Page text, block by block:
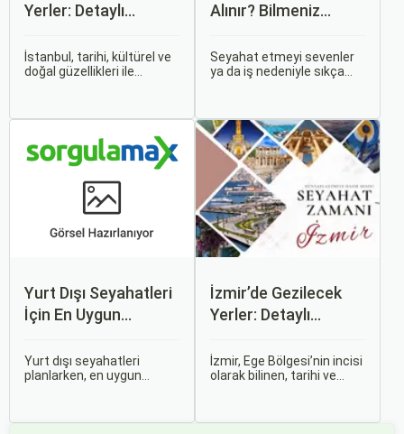
Yerler: Detaylı
İstanbul, tarihi, kültürel ve
doğal güzellikleri ile
rağmen modern dünyanın
dinamikleriyle uyum içinde
Alınır? Bilmeniz
Detaylar
Seyahat etmeyi sevenler
ya da iş nedeniyle sıkça
Peki, uçak biletinizi daha
uygun fiyatlarla nasıl
alabilirsiniz? Aslında doğru
zamanda ve doğru
yöntemlerle uçak bileti
almanın birçok püf noktası
var.
Yurt Dışı Seyahatleri
İçin En Uygun
Yurt dışı seyahatleri
planlarken, en uygun
İzmir’de Gezilecek
Yerler: Detaylı
İzmir, Ege Bölgesi’nin incisi
olarak bilinen, tarihi ve